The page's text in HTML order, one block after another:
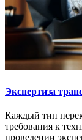
Экспертиза
Каждый тип
требования к
проведении